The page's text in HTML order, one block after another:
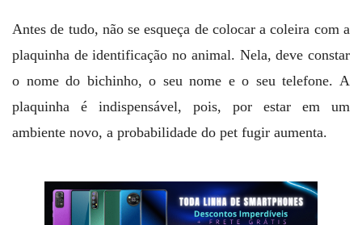
Antes de tudo, não se esqueça de colocar a coleira com a
plaquinha de identificação no animal. Nela, deve constar
o nome do bichinho, o seu nome e o seu telefone. A
plaquinha é indispensável, pois, por estar em um
ambiente novo, a probabilidade do pet fugir aumenta.